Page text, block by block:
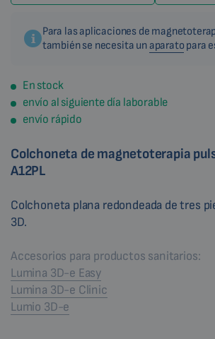
Para las aplicaciones de
también se necesita un aparato para
En stock
envío al siguiente día laborable
envío rápido
Colchoneta de magnetoterapia
A12PL
Colchoneta plana redondeada de tres
3D.
Accesorios para productos sanitarios:
Lumina 3D-e Easy
Lumina 3D-e Clinic
Lumio 3D-e